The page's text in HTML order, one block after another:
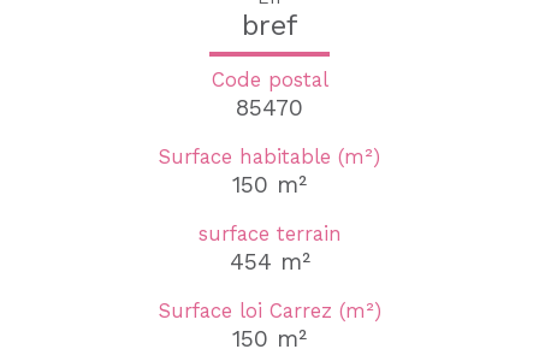
bref
Code postal
85470
Surface habitable (m²)
150 m²
surface terrain
454 m²
Surface loi Carrez (m²)
150 m²